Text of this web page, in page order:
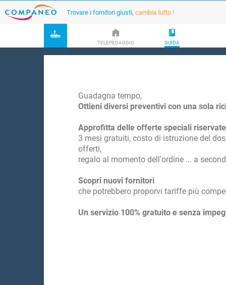
Trovare i fornitori giusti, cambia tutto !
TELEPEDAGGIO GUIDA
Guadagna tempo,
Ottieni diversi preventivi con una sola
Approfitta delle offerte speciali
3 mesi gratuiti, costo di istruzione del
offerti,
regalo al momento dell'ordine ... a
Scopri nuovi fornitori
che potrebbero proporvi tariffe più
Un servizio 100% gratuito e senza